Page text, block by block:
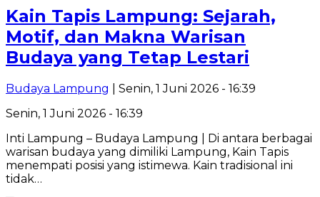
Kain Tapis Lampung: Sejarah,
Motif, dan Makna Warisan
Budaya yang Tetap Lestari
Budaya Lampung
| Senin, 1 Juni 2026 - 16:39
Senin, 1 Juni 2026 - 16:39
Inti Lampung – Budaya Lampung | Di antara berbagai
warisan budaya yang dimiliki Lampung, Kain Tapis
menempati posisi yang istimewa. Kain tradisional ini
tidak…